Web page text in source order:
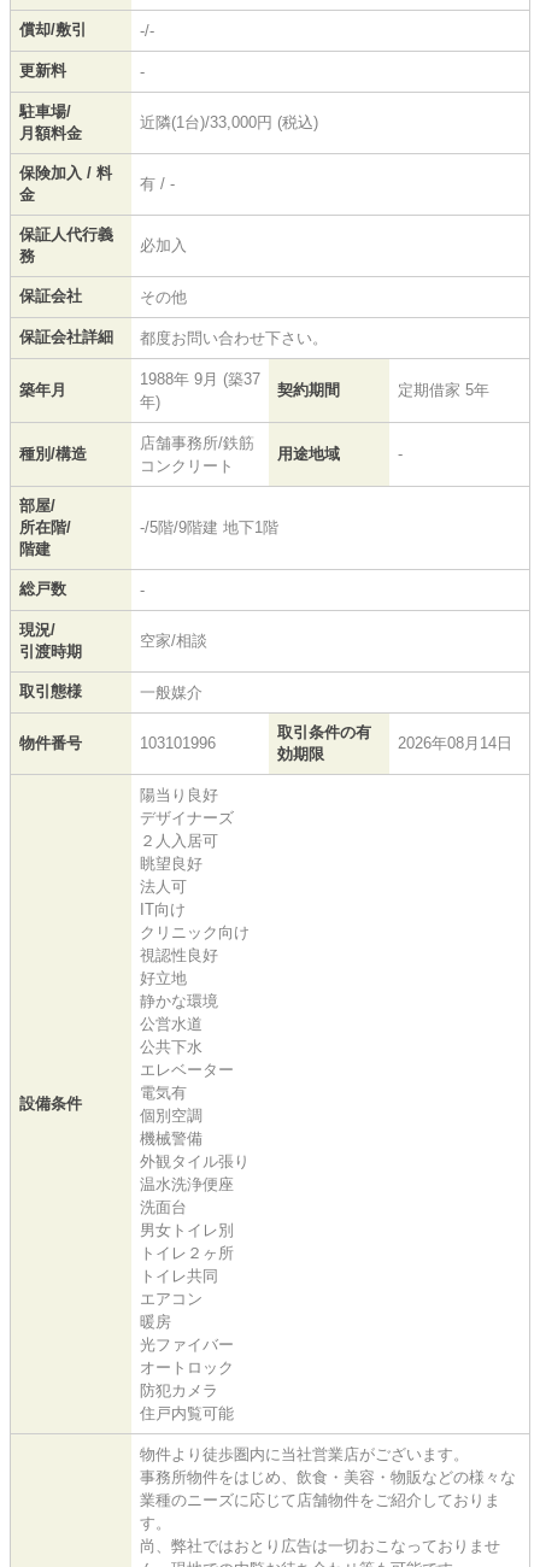
償却/敷引 -/-
更新料 -
駐車場/
月額料金
近隣(1台)/33,000円 (税込)
保険加入 / 料
金
有 / -
保証人代行義
務
必加入
保証会社 その他
保証会社詳細 都度お問い合わせ下さい。
築年月
1988年 9月 (築37
年)
契約期間 定期借家 5年
種別/構造
店舗事務所/鉄筋
コンクリート
用途地域 -
部屋/
所在階/
階建
-/5階/9階建 地下1階
総戸数 -
現況/
引渡時期
空家/相談
取引態様 一般媒介
物件番号 103101996
取引条件の有
効期限
2026年08月14日
設備条件
陽当り良好
デザイナーズ
２人入居可
眺望良好
法人可
IT向け
クリニック向け
視認性良好
好立地
静かな環境
公営水道
公共下水
エレベーター
電気有
個別空調
機械警備
外観タイル張り
温水洗浄便座
洗面台
男女トイレ別
トイレ２ヶ所
トイレ共同
エアコン
暖房
光ファイバー
オートロック
防犯カメラ
住戸内覧可能
物件より徒歩圏内に当社営業店がございます。
事務所物件をはじめ、飲食・美容・物販などの様々な
業種のニーズに応じて店舗物件をご紹介しておりま
す。
尚、弊社ではおとり広告は一切おこなっておりませ